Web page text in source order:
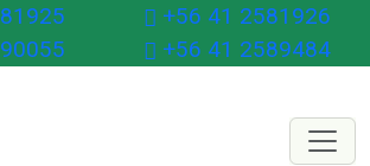
+56 41 2581926
+56 41 2589484